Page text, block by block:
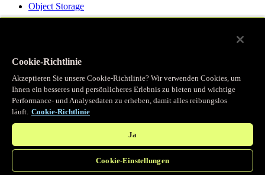
Object Storage
Programmierbarer Cache
Erhalten Sie vollständigen programmatischen Zugriff auf das
legendäre Caching, das unser CDN antreibt.
Cookie-Richtlinie
Akzeptieren Sie unsere Cookie-Richtlinie? Wir verwenden Cookies, um
Ihnen ein besseres und persönlicheres Erlebnis zu bieten und wichtige
Performance- und Analysedaten zu erheben, damit alles reibungslos
läuft. Cookie-Richtlinie
Ja
Cookie-Einstellungen